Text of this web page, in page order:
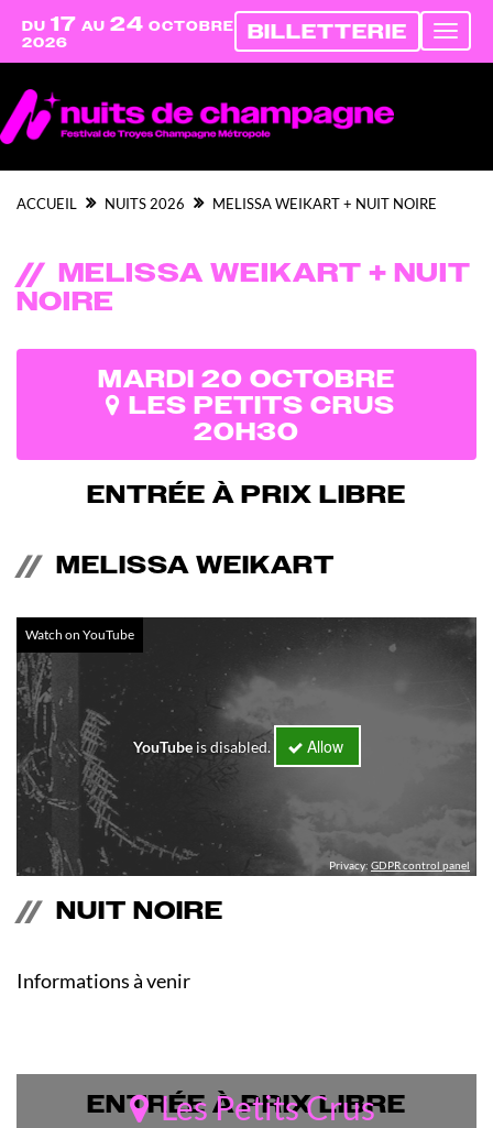
DU 17 AU 24 OCTOBRE
2026
BILLETTERIE
nav
ACCUEIL NUITS 2026 MELISSA WEIKART + NUIT NOIRE
MELISSA WEIKART + NUIT
NOIRE
MARDI 20 OCTOBRE
LES PETITS CRUS
20H30
ENTRÉE À PRIX LIBRE
MELISSA WEIKART
Watch on YouTube
Privacy: GDPR control panel
YouTubeis disabled. Allow
NUIT NOIRE
Informations à venir
ENTRÉE À PRIX LIBRE
Les Petits Crus